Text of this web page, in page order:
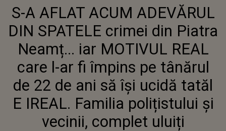
SPATELE CRIMEI DIN PIATRA
NEAMȚ... IAR MOTIVUL REAL
CARE L-AR FI ÎMPINS PE TÂNĂRUL
DE 22 DE ANI SĂ ÎȘI UCIDĂ TATĂL
E IREAL. FAMILIA POLIȚISTULUI
S-A AFLAT ACUM ADEVĂRUL
DIN SPATELE crimei din Piatra
Neamț... iar MOTIVUL REAL
care l-ar fi împins pe tânărul
de 22 de ani să își ucidă tatăl
E IREAL. Familia polițistului și
vecinii, complet uluiți